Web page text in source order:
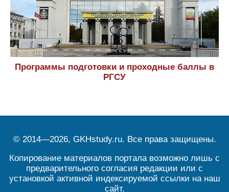
Программы подготовки и проходные баллы в
РГСУ
© 2014—2026, GKHstudy.ru. Все права защищены.
Копирование материалов портала возможно лишь с
предварительного согласия редакции или с
установкой активной индексируемой ссылки на наш
сайт.